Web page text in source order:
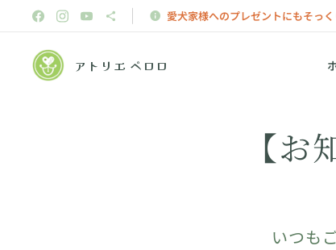
愛犬家様へのプレゼントにもそっ
アトリエ ペロロ
【
いつも